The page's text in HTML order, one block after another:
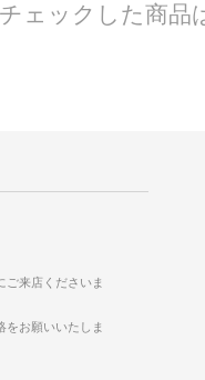
ェックした商品
ご来店くださいま
お願いいたしま